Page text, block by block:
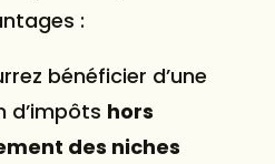
:
bénéficier d’une
d’impôts hors
des niches